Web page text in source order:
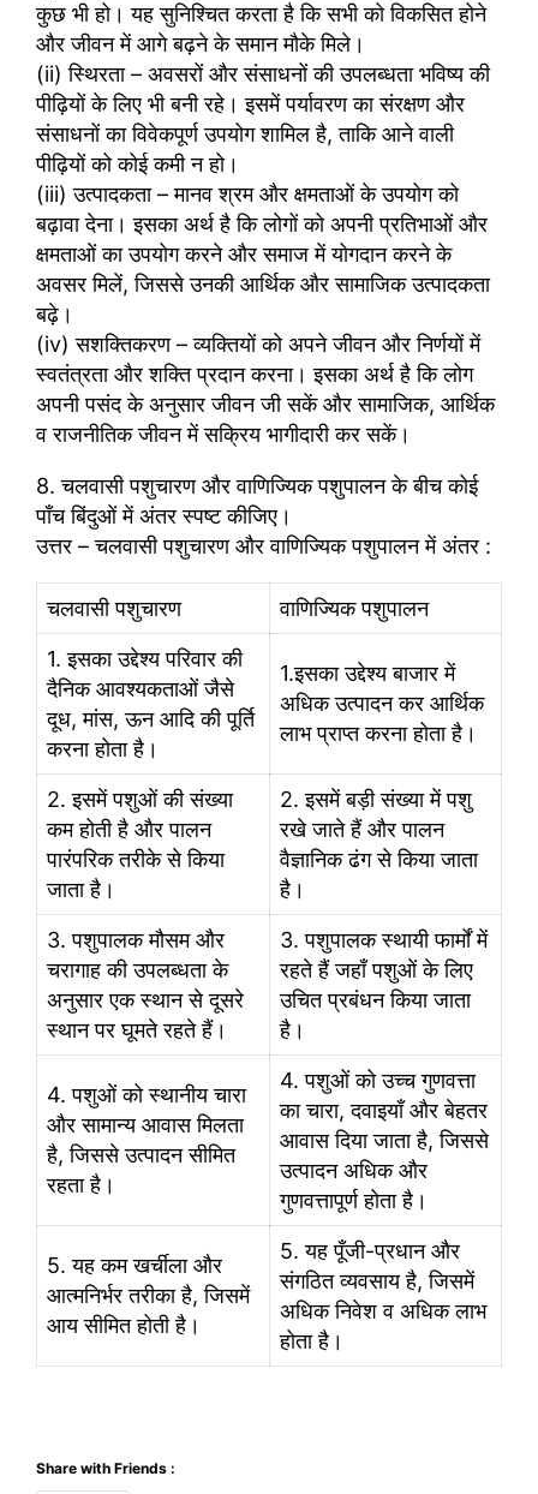
कुछ भी हो। यह सुनिश्चित करता है कि सभी को विकसित होने
और जीवन में आगे बढ़ने के समान मौके मिले।
(ii) स्थिरता – अवसरों और संसाधनों की उपलब्धता भविष्य की
पीढ़ियों के लिए भी बनी रहे। इसमें पर्यावरण का संरक्षण और
संसाधनों का विवेकपूर्ण उपयोग शामिल है, ताकि आने वाली
पीढ़ियों को कोई कमी न हो।
(iii) उत्पादकता – मानव श्रम और क्षमताओं के उपयोग को
बढ़ावा देना। इसका अर्थ है कि लोगों को अपनी प्रतिभाओं और
क्षमताओं का उपयोग करने और समाज में योगदान करने के
अवसर मिलें, जिससे उनकी आर्थिक और सामाजिक उत्पादकता
बढ़े।
(iv) सशक्तिकरण – व्यक्तियों को अपने जीवन और निर्णयों में
स्वतंत्रता और शक्ति प्रदान करना। इसका अर्थ है कि लोग
अपनी पसंद के अनुसार जीवन जी सकें और सामाजिक, आर्थिक
व राजनीतिक जीवन में सक्रिय भागीदारी कर सकें।
8. चलवासी पशुचारण और वाणिज्यिक पशुपालन के बीच कोई
पाँच बिंदुओं में अंतर स्पष्ट कीजिए।
उत्तर – चलवासी पशुचारण और वाणिज्यिक पशुपालन में अंतर :
चलवासी पशुचारण
वाणिज्यिक पशुपालन
1. इसका उद्देश्य परिवार की
दैनिक आवश्यकताओं जैसे
दूध, मांस, ऊन आदि की पूर्ति
करना होता है।
1.इसका उद्देश्य बाजार में
अधिक उत्पादन कर आर्थिक
लाभ प्राप्त करना होता है।
2. इसमें पशुओं की संख्या
कम होती है और पालन
पारंपरिक तरीके से किया
जाता है।
2. इसमें बड़ी संख्या में पशु
रखे जाते हैं और पालन
वैज्ञानिक ढंग से किया जाता
है।
3. पशुपालक मौसम और
चरागाह की उपलब्धता के
अनुसार एक स्थान से दूसरे
स्थान पर घूमते रहते हैं।
3. पशुपालक स्थायी फार्मों में
रहते हैं जहाँ पशुओं के लिए
उचित प्रबंधन किया जाता
है।
4. पशुओं को स्थानीय चारा
और सामान्य आवास मिलता
है, जिससे उत्पादन सीमित
रहता है।
4. पशुओं को उच्च गुणवत्ता
का चारा, दवाइयाँ और बेहतर
आवास दिया जाता है, जिससे
उत्पादन अधिक और
गुणवत्तापूर्ण होता है।
5. यह कम खर्चीला और
आत्मनिर्भर तरीका है, जिसमें
आय सीमित होती है।
5. यह पूँजी-प्रधान और
संगठित व्यवसाय है, जिसमें
अधिक निवेश व अधिक लाभ
होता है।
Share with Friends :